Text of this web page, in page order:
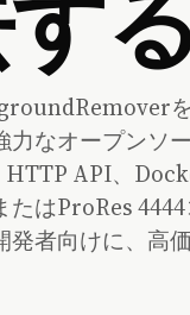
力なオープンソ
HTTP API、
たはProRes
発者向けに、高